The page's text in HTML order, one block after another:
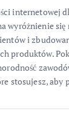
internetowej
wyróżnienie się
i
produktów.
stosujesz,